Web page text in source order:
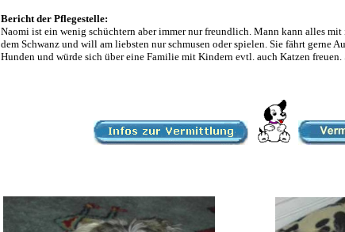
Bericht der Pflegestelle:
Naomi ist ein wenig schüchtern aber immer nur freundlich. Mann kann alles
dem Schwanz und will am liebsten nur schmusen oder spielen. Sie fährt gerne
Hunden und würde sich über eine Familie mit Kindern evtl. auch Katzen